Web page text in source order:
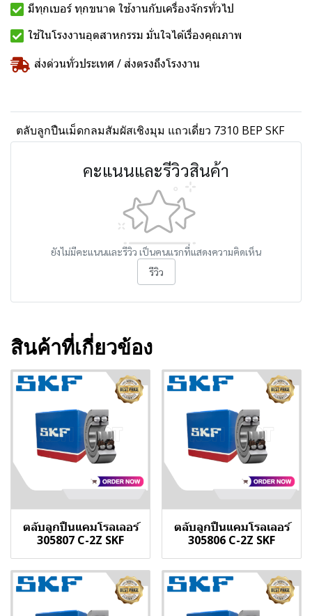
มีทุกเบอร์ ทุกขนาด ใช้งานกับเครื่องจักรทั่วไป
ใช้ในโรงงานอุตสาหกรรม มั่นใจได้เรื่องคุณภาพ
ส่งด่วนทั่วประเทศ / ส่งตรงถึงโรงงาน
ตลับลูกปืนเม็ดกลมสัมผัสเชิงมุม แถวเดี่ยว 7310 BEP SKF
คะแนนและรีวิวสินค้า
ยังไม่มีคะแนนและรีวิว เป็นคนแรกที่แสดงความคิดเห็น
รีวิว
สินค้าที่เกี่ยวข้อง
ตลับลูกปืนแคมโรลเลอร์
305807 C-2Z SKF
ตลับลูกปืนแคมโรลเลอร์
305806 C-2Z SKF